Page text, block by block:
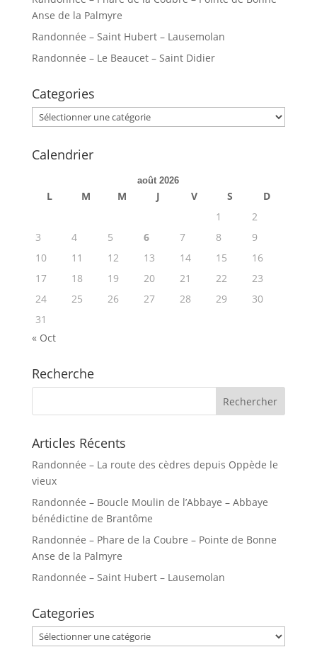
Anse de la Palmyre
Randonnée – Saint Hubert – Lausemolan
Randonnée – Le Beaucet – Saint Didier
Categories
Categories
Calendrier
août 2026
L M M J V S
D
1
2
3
4 5 6 7 8
9
10
11 12 13 14 15
16
17
18 19 20 21 22
23
24
25 26 27 28 29
30
31
« Oct
Recherche
Articles Récents
Randonnée – La route des cèdres depuis Oppède le
vieux
Randonnée – Boucle Moulin de l’Abbaye – Abbaye
bénédictine de Brantôme
Randonnée – Phare de la Coubre – Pointe de Bonne
Anse de la Palmyre
Randonnée – Saint Hubert – Lausemolan
Categories
Categories